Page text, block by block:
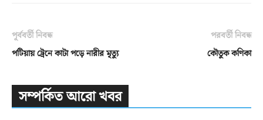
পূর্ববর্তী নিবন্ধ
পটিয়ায় ট্রেনে কাটা পড়ে নারীর মৃত্যু
পরবর্তী নিবন্ধ
কৌতুক কণিকা
সম্পর্কিত আরো খবর